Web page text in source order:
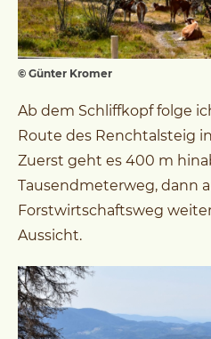
© Günter Kromer
Ab dem Schliffkopf folge
Route des Renchtalsteig
Zuerst geht es 400 m
Tausendmeterweg, dann
Forstwirtschaftsweg
Aussicht.